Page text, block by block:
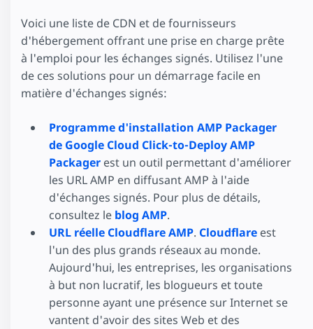
Voici une liste de CDN et de fournisseurs
d'hébergement offrant une prise en charge prête
à l'emploi pour les échanges signés. Utilisez l'une
de ces solutions pour un démarrage facile en
matière d'échanges signés:
Programme d'installation AMP Packager
de Google Cloud Click-to-DeployAMP
Packager est un outil permettant d'améliorer
les URL AMP en diffusant AMP à l'aide
d'échanges signés. Pour plus de détails,
consultez le blog AMP.
URL réelle Cloudflare AMP. Cloudflare est
l'un des plus grands réseaux au monde.
Aujourd'hui, les entreprises, les organisations
à but non lucratif, les blogueurs et toute
personne ayant une présence sur Internet se
vantent d'avoir des sites Web et des